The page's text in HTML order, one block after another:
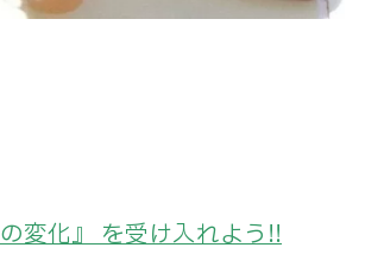
変化』 を受け入れよう!!